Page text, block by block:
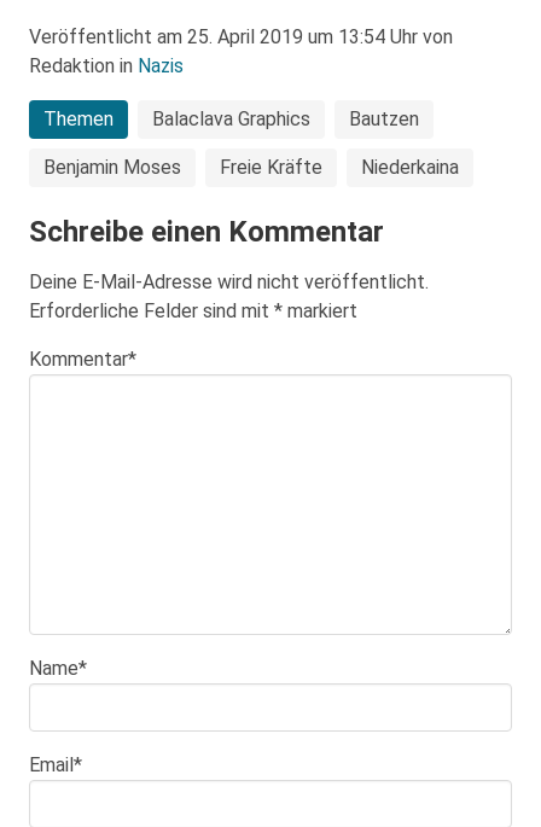
Veröffentlicht am 25. April 2019 um 13:54 Uhr von
Redaktion in Nazis
Themen Balaclava Graphics Bautzen
Benjamin Moses Freie Kräfte Niederkaina
Schreibe einen Kommentar
Deine E-Mail-Adresse wird nicht veröffentlicht.
Erforderliche Felder sind mit * markiert
Kommentar*
Name*
Email*